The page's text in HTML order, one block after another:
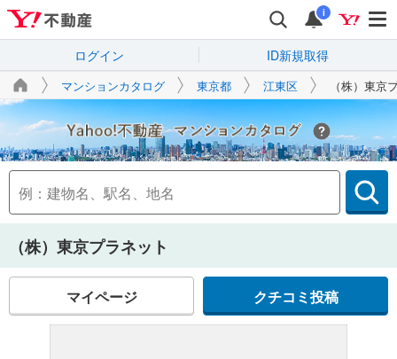
i
ログイン ID新規取得
マンションカタログ 東京都 江東区 （株）東京
Yahoo!不動産
（株）東京プラネット
マイページ クチコミ投稿